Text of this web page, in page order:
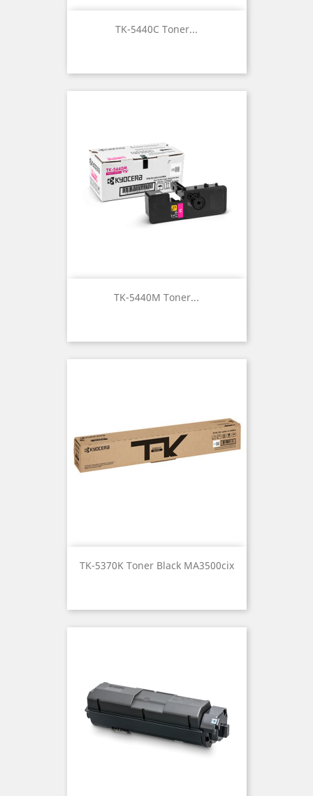
TK-5440C Toner...
TK-5440M Toner...
TK-5370K Toner Black MA3500cix